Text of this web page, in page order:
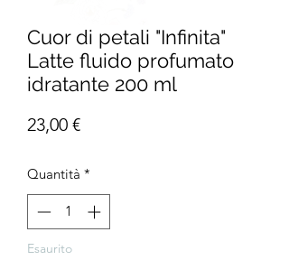
Cuor di petali "Infinita"
Latte fluido profumato
idratante 200 ml
23,00 €Prezzo
Quantità *
Esaurito